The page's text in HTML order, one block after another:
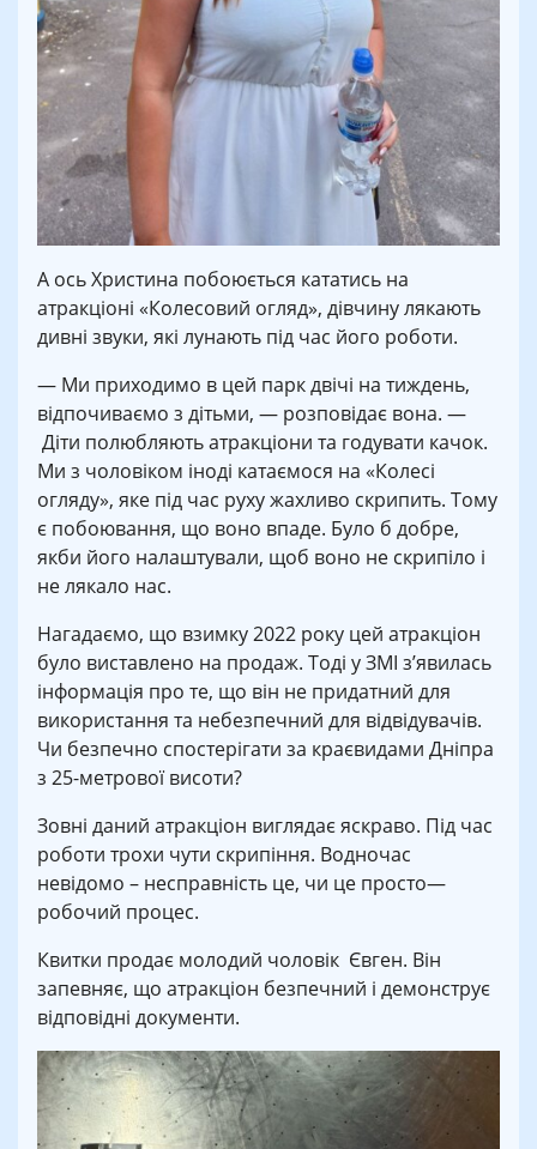
А ось Христина побоюється кататись на
атракціоні «Колесовий огляд», дівчину лякають
дивні звуки, які лунають під час його роботи.
— Ми приходимо в цей парк двічі на тиждень,
відпочиваємо з дітьми, — розповідає вона. —
Діти полюбляють атракціони та годувати качок.
Ми з чоловіком іноді катаємося на «Колесі
огляду», яке під час руху жахливо скрипить. Тому
є побоювання, що воно впаде. Було б добре,
якби його налаштували, щоб воно не скрипіло і
не лякало нас.
Нагадаємо, що взимку 2022 року цей атракціон
було виставлено на продаж. Тоді у ЗМІ з’явилась
інформація про те, що він не придатний для
використання та небезпечний для відвідувачів.
Чи безпечно спостерігати за краєвидами Дніпра
з 25-метрової висоти?
Зовні даний атракціон виглядає яскраво. Під час
роботи трохи чути скрипіння. Водночас
невідомо – несправність це, чи це просто—
робочий процес.
Квитки продає молодий чоловік Євген. Він
запевняє, що атракціон безпечний і демонструє
відповідні документи.